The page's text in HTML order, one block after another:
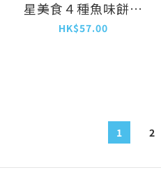
星美食４種魚味餅亁
200g (UIC-1802)
HK$57.00
1 2